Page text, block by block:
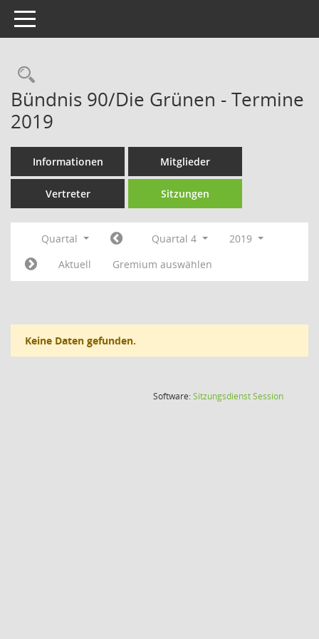
Toggle navigation
Rechercheauswahl
Bündnis 90/Die Grünen - Termine
2019
Informationen Mitglieder
Vertreter Sitzungen
Quartal Quartal 4
2019
Aktuell
Gremium auswählen
Keine Daten gefunden.
Software:SitzungsdienstSession(Wird in